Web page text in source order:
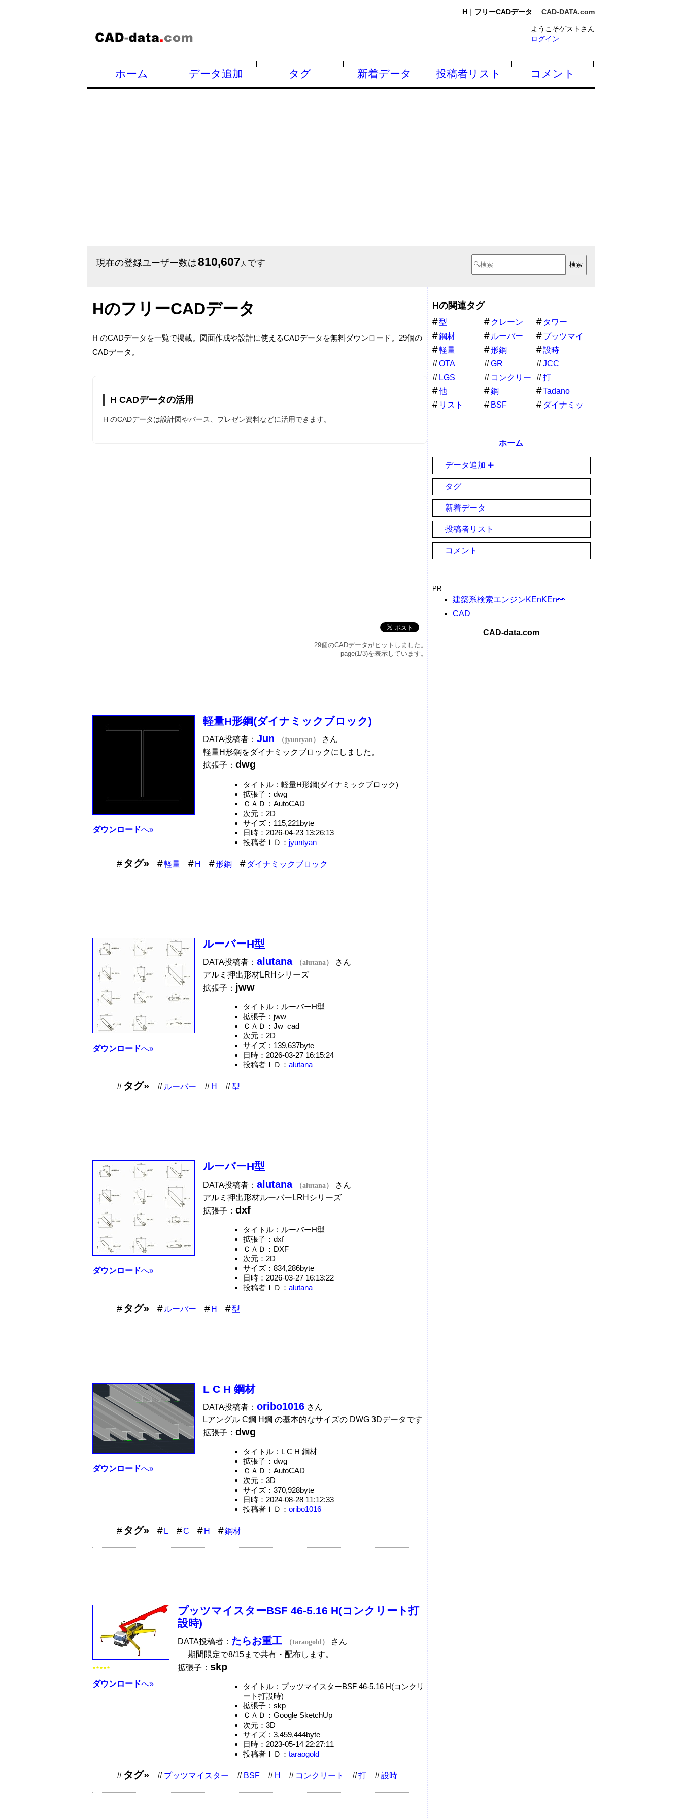
H｜フリーCADデータ CAD-DATA.com
ようこそゲストさん
ログイン
ホーム データ追加 タグ 新着データ 投稿者リスト コメント
現在の登録ユーザー数は810,607 人 です
HのフリーCADデータ
H のCADデータを一覧で掲載。図面作成や設計に使えるCADデータを無料ダウンロード。29個の
CADデータ。
H CADデータの活用
H のCADデータは設計図やパース、プレゼン資料などに活用できます。
29個のCADデータがヒットしました。
page(1/3)を表示しています。
ダウンロードへ»
軽量H形鋼(ダイナミックブロック)
DATA投稿者： Jun （jyuntyan）
さん
軽量H形鋼をダイナミックブロックにしました。
拡張子： dwg
タイトル：軽量H形鋼(ダイナミックブロック)
拡張子：dwg
ＣＡＤ：AutoCAD
次元：2D
サイズ：115,221byte
日時：2026-04-23 13:26:13
投稿者ＩＤ： jyuntyan
タグ» 軽量 H 形鋼 ダイナミックブロック
ダウンロードへ»
ルーバーH型
DATA投稿者： alutana （alutana）
さん
アルミ押出形材LRHシリーズ
拡張子： jww
タイトル：ルーバーH型
拡張子：jww
ＣＡＤ：Jw_cad
次元：2D
サイズ：139,637byte
日時：2026-03-27 16:15:24
投稿者ＩＤ： alutana
タグ» ルーバー H 型
ダウンロードへ»
ルーバーH型
DATA投稿者： alutana （alutana）
さん
アルミ押出形材ルーバーLRHシリーズ
拡張子： dxf
タイトル：ルーバーH型
拡張子：dxf
ＣＡＤ：DXF
次元：2D
サイズ：834,286byte
日時：2026-03-27 16:13:22
投稿者ＩＤ： alutana
タグ» ルーバー H 型
ダウンロードへ»
L C H 鋼材
DATA投稿者： oribo1016 さん
Lアングル C鋼 H鋼 の基本的なサイズの DWG 3Dデータです
拡張子： dwg
タイトル：L C H 鋼材
拡張子：dwg
ＣＡＤ：AutoCAD
次元：3D
サイズ：370,928byte
日時：2024-08-28 11:12:33
投稿者ＩＤ： oribo1016
タグ» L C H 鋼材
★★★★★
ダウンロードへ»
プッツマイスターBSF 46-5.16 H(コンクリート打
設時)
DATA投稿者： たらお重工 （taraogold）
さん
期間限定で8/15まで共有・配布します。
拡張子： skp
タイトル：プッツマイスターBSF 46-5.16 H(コンクリ
ート打設時)
拡張子：skp
ＣＡＤ：Google SketchUp
次元：3D
サイズ：3,459,444byte
日時：2023-05-14 22:27:11
投稿者ＩＤ： taraogold
タグ» プッツマイスター BSF H コンクリート 打 設時
Hの関連タグ
型 クレーン
タワー
鋼材
ルーバー
プッツマイ
スター
軽量 形鋼
設時
OTA
GR
JCC
LGS
コンクリー
ト
打
他
鋼
Tadano
リスト
BSF
ダイナミッ
ホーム
データ追加 ➕
タグ
新着データ
投稿者リスト
コメント
PR
建築系検索エンジンKEnKEn👀
CAD
CAD-data.com